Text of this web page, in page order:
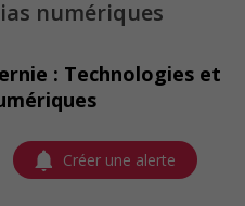
numériques
: Technologies et
Créer une alerte